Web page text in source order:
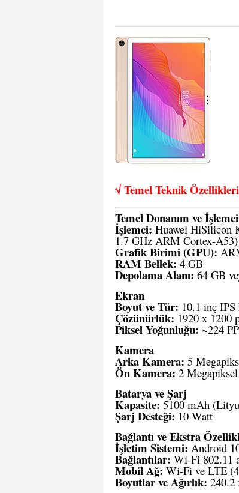
√ Temel Teknik Öze
Temel Donanım ve İşlemci
İşlemci: Huawei HiSilicon
1.7 GHz ARM Cortex-A53)
Grafik Birimi (GPU):
RAM Bellek: 4 GB
Depolama Alanı: 64 GB
Ekran
Boyut ve Tür: 10.1 inç
Çözünürlük: 1920 x 1200
Piksel Yoğunluğu: ~224
Kamera
Arka Kamera: 5
Ön Kamera: 2 Megapiksel
Batarya ve Şarj
Kapasite: 5100 mAh
Şarj Desteği: 10 Watt
Bağlantı ve Ekstra
İşletim Sistemi: Android
Bağlantılar: Wi-Fi 802.11
Mobil Ağ: Wi-Fi ve LTE
Boyutlar ve Ağırlık: 240.2